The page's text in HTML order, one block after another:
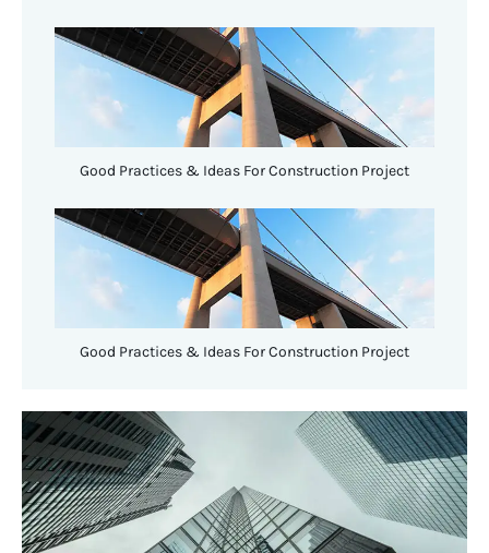
Good Practices & Ideas For Construction Project
Good Practices & Ideas For Construction Project